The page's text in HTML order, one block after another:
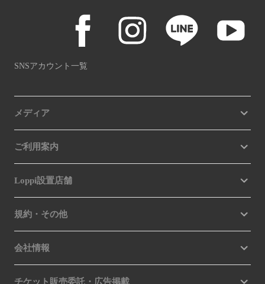
SNSアカウント一覧
メディア
ご利用案内
Loppi設置店舗
規約・その他
会社情報
チケット販売委託・広告掲載